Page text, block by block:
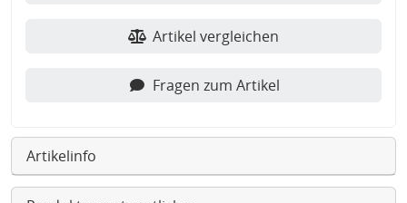
Artikel vergleichen
Fragen zum Artikel
Artikelinfo